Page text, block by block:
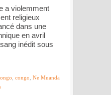
a violemment
religieux
dans une
en avril
inédit sous
congo Ne Muanda